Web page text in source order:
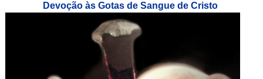
Devoção às Gotas de Sangue de Cristo